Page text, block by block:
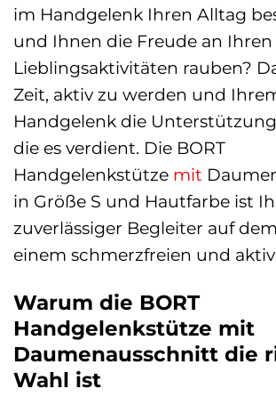
im Handgelenk Ihren Alltag
und Ihnen die Freude an Ihren
Lieblingsaktivitäten rauben?
Zeit, aktiv zu werden und
Handgelenk die
die es verdient. Die BORT
Handgelenkstütze mit
in Größe S und Hautfarbe ist
zuverlässiger Begleiter auf
einem schmerzfreien und
Warum die BORT
Handgelenkstütze mit
Daumenausschnitt die
Wahl ist